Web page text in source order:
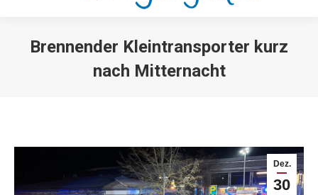
Brennender Kleintransporter kurz
nach Mitternacht
Dez.
30